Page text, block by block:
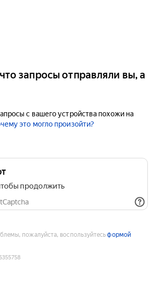
запросы отправляли вы, а
с вашего устройства похожи на
это могло произойти?
продолжить
пожалуйста, воспользуйтесьформой